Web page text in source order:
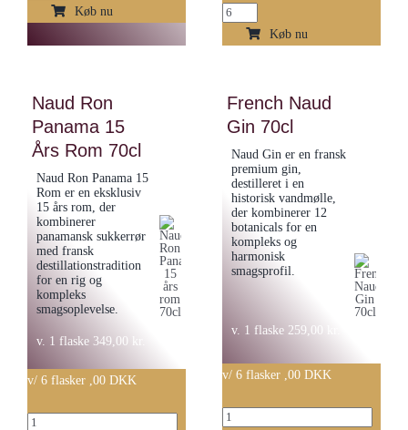
Berton
Vineyard
antal
Køb nu
Brunel
Cotes
du
rhone,
Blanc
2023
antal
Køb nu
Naud Ron
Panama 15
Års Rom 70cl
Naud Ron Panama 15
Rom er en eksklusiv
15 års rom, der
kombinerer
panamansk sukkerrør
med fransk
destillationstradition
for en rig og
kompleks
smagsoplevelse.
v. 1 flaske 349,00 kr.
v/ 6 flasker ,00 DKK
Naud
French Naud
Gin 70cl
Naud Gin er en fransk
premium gin,
destilleret i en
historisk vandmølle,
der kombinerer 12
botanicals for en
kompleks og
harmonisk
smagsprofil.
v. 1 flaske 259,00
v/ 6 flasker ,00 DKK
French